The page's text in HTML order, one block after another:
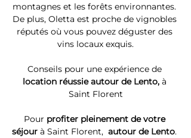
montagnes et les forêts environnantes.
De plus, Oletta est proche de vignobles
réputés où vous pouvez déguster des
vins locaux exquis.
Conseils pour une expérience de
location réussie autour de Lento, à
Saint Florent
Pour profiter pleinement de votre
séjour à Saint Florent, autour de Lento.